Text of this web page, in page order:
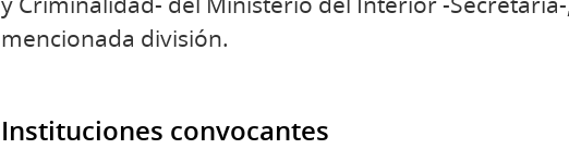
mencionada división.
Instituciones convocantes